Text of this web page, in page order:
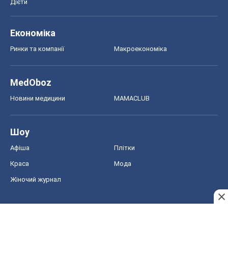
Дієти
Економіка
Ринки та компанії Макроекономіка
MedOboz
Новини медицини MAMACLUB
Шоу
Афіша Плітки
Краса Мода
Жіночий журнал